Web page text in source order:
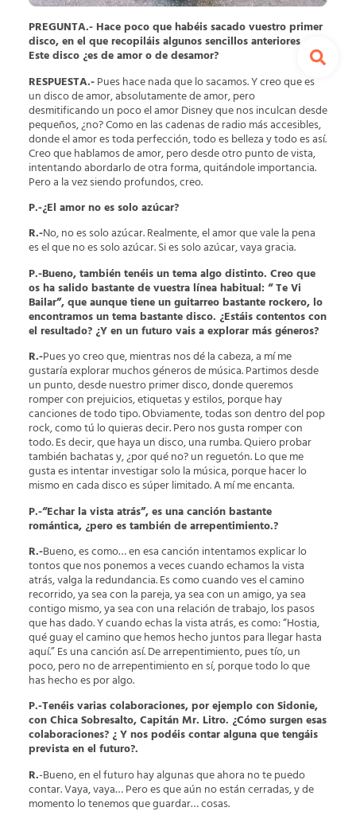
PREGUNTA.- Hace poco que habéis sacado vuestro primer
disco, en el que recopiláis algunos sencillos anteriores …
Este disco ¿es de amor o de desamor?
RESPUESTA.-Pues hace nada que lo sacamos. Y creo que es
un disco de amor, absolutamente de amor, pero
desmitificando un poco el amor Disney que nos inculcan desde
pequeños, ¿no? Como en las cadenas de radio más accesibles,
donde el amor es toda perfección, todo es belleza y todo es así.
Creo que hablamos de amor, pero desde otro punto de vista,
intentando abordarlo de otra forma, quitándole importancia.
Pero a la vez siendo profundos, creo.
P.-¿El amor no es solo azúcar?
R.-No, no es solo azúcar. Realmente, el amor que vale la pena
es el que no es solo azúcar. Si es solo azúcar, vaya gracia.
P.-Bueno, también tenéis un tema algo distinto. Creo que
os ha salido bastante de vuestra línea habitual: “ Te Vi
Bailar”, que aunque tiene un guitarreo bastante rockero, lo
encontramos un tema bastante disco. ¿Estáis contentos con
el resultado? ¿Y en un futuro vais a explorar más géneros?
R.-Pues yo creo que, mientras nos dé la cabeza, a mí me
gustaría explorar muchos géneros de música. Partimos desde
un punto, desde nuestro primer disco, donde queremos
romper con prejuicios, etiquetas y estilos, porque hay
canciones de todo tipo. Obviamente, todas son dentro del pop
rock, como tú lo quieras decir. Pero nos gusta romper con
todo. Es decir, que haya un disco, una rumba. Quiero probar
también bachatas y, ¿por qué no? un reguetón. Lo que me
gusta es intentar investigar solo la música, porque hacer lo
mismo en cada disco es súper limitado. A mí me encanta.
P.-“Echar la vista atrás”, es una canción bastante
romántica, ¿pero es también de arrepentimiento.?
R.-Bueno, es como… en esa canción intentamos explicar lo
tontos que nos ponemos a veces cuando echamos la vista
atrás, valga la redundancia. Es como cuando ves el camino
recorrido, ya sea con la pareja, ya sea con un amigo, ya sea
contigo mismo, ya sea con una relación de trabajo, los pasos
que has dado. Y cuando echas la vista atrás, es como: “Hostia,
qué guay el camino que hemos hecho juntos para llegar hasta
aquí.” Es una canción así. De arrepentimiento, pues tío, un
poco, pero no de arrepentimiento en sí, porque todo lo que
has hecho es por algo.
P.-Tenéis varias colaboraciones, por ejemplo con Sidonie,
con Chica Sobresalto, Capitán Mr. Litro. ¿Cómo surgen esas
colaboraciones? ¿ Y nos podéis contar alguna que tengáis
prevista en el futuro?.
R.-Bueno, en el futuro hay algunas que ahora no te puedo
contar. Vaya, vaya… Pero es que aún no están cerradas, y de
momento lo tenemos que guardar… cosas.